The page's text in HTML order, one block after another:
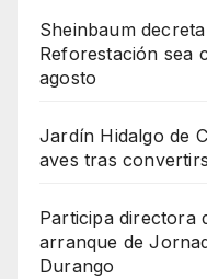
Sheinbaum
Reforestación sea
agosto
Jardín Hidalgo de
aves tras
Participa directora
arranque de
Durango